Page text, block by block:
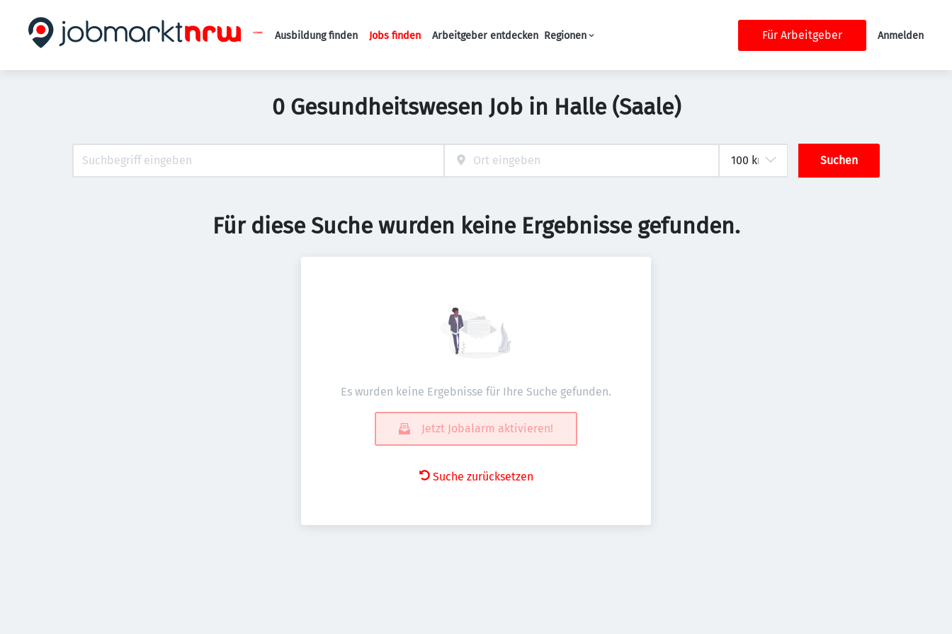
Haupt-Navigation
Ausbildung finden Jobs finden Arbeitgeber entdecken Regionen Für Arbeitgeber Anmelden
0 Gesundheitswesen Job in Halle (Saale)
Suchen
Für diese Suche wurden keine Ergebnisse gefunden.
Es wurden keine Ergebnisse für Ihre Suche gefunden.
Jetzt Jobalarm aktivieren!
Suche zurücksetzen